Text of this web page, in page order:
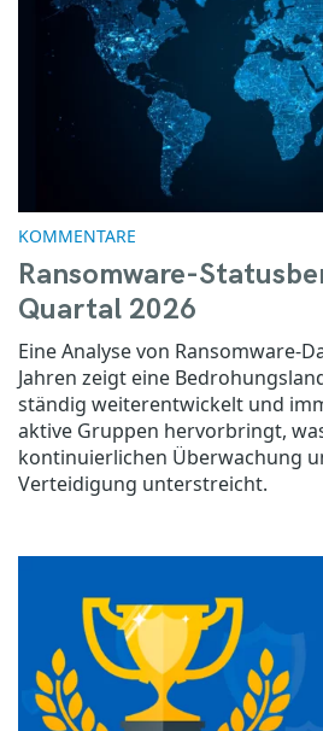
KOMMENTARE
Ransomware-
Quartal 2026
Eine Analyse von Ransomware-
Jahren zeigt eine
ständig weiterentwickelt und
aktive Gruppen hervorbringt,
kontinuierlichen Überwachung
Verteidigung unterstreicht.